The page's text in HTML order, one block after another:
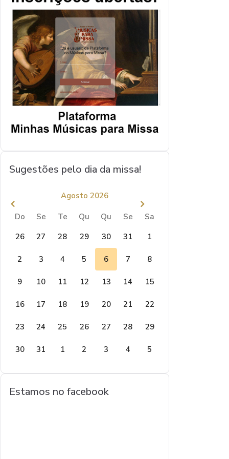
Sugestões pelo dia da missa!
Agosto 2026
Do Se Te Qu Qu Se
Sa
26
27 28 29 30 31 1
2 3 4 5 6 7 8
9 10 11 12 13 14 15
16 17 18 19 20 21 22
23 24 25 26 27 28 29
30 31 1 2 3 4 5
Estamos no facebook